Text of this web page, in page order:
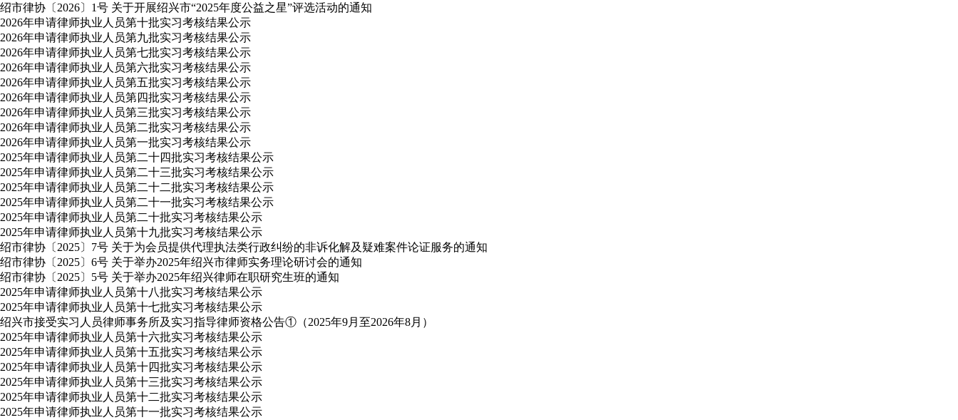
绍市律协〔2026〕1号 关于开展绍兴市“2025年度公益之星”评选活动的通知
2026年申请律师执业人员第十批实习考核结果公示
2026年申请律师执业人员第九批实习考核结果公示
2026年申请律师执业人员第七批实习考核结果公示
2026年申请律师执业人员第六批实习考核结果公示
2026年申请律师执业人员第五批实习考核结果公示
2026年申请律师执业人员第四批实习考核结果公示
2026年申请律师执业人员第三批实习考核结果公示
2026年申请律师执业人员第二批实习考核结果公示
2026年申请律师执业人员第一批实习考核结果公示
2025年申请律师执业人员第二十四批实习考核结果公示
2025年申请律师执业人员第二十三批实习考核结果公示
2025年申请律师执业人员第二十二批实习考核结果公示
2025年申请律师执业人员第二十一批实习考核结果公示
2025年申请律师执业人员第二十批实习考核结果公示
2025年申请律师执业人员第十九批实习考核结果公示
绍市律协〔2025〕7号 关于为会员提供代理执法类行政纠纷的非诉化解及疑难案件论证服务的通知
绍市律协〔2025〕6号 关于举办2025年绍兴市律师实务理论研讨会的通知
绍市律协〔2025〕5号 关于举办2025年绍兴律师在职研究生班的通知
2025年申请律师执业人员第十八批实习考核结果公示
2025年申请律师执业人员第十七批实习考核结果公示
绍兴市接受实习人员律师事务所及实习指导律师资格公告①（2025年9月至2026年8月）
2025年申请律师执业人员第十六批实习考核结果公示
2025年申请律师执业人员第十五批实习考核结果公示
2025年申请律师执业人员第十四批实习考核结果公示
2025年申请律师执业人员第十三批实习考核结果公示
2025年申请律师执业人员第十二批实习考核结果公示
2025年申请律师执业人员第十一批实习考核结果公示